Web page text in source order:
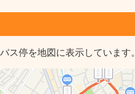
ス停を地図に表示しています。